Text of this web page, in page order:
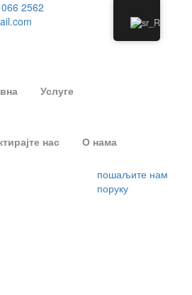
2562
Услуге
нас О нама
пошаљите нам
поруку